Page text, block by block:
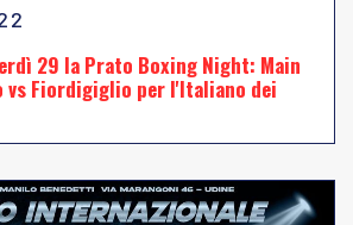
29 la Prato Boxing Night: Main
vs Fiordigiglio per l'Italiano dei